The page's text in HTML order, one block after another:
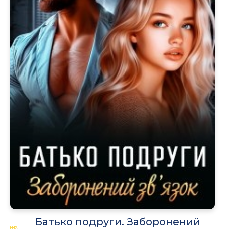
Батько подруги. Заборонений